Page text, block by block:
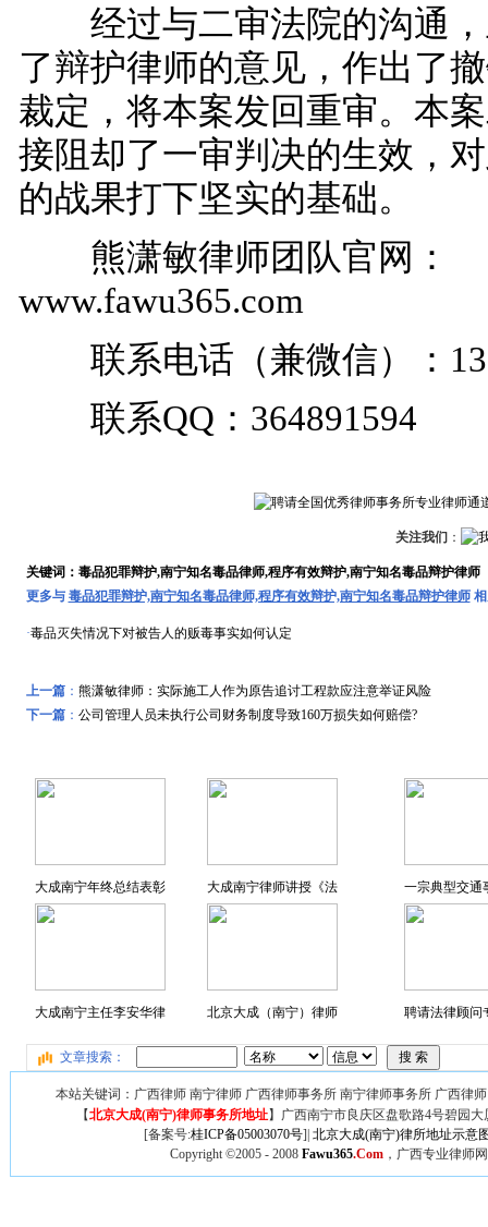
经过与二审法院的沟通，
了辩护律师的意见，作出了
裁定，将本案发回重审。本
接阻却了一审判决的生效，
的战果打下坚实的基础。
熊潇敏律师团队官网：
www.fawu365.com
联系电话（兼微信）：
联系QQ：364891594
关注我们 ：
关键词：毒品犯罪辩护,南宁知名毒品律师,程序有效辩护,南宁知名毒品辩护律师
更多与 毒品犯罪辩护,南宁知名毒品律师,程序有效辩护,南宁知名毒品辩护律师相
·毒品灭失情况下对被告人的贩毒事实如何认定
上一篇： 熊潇敏律师：实际施工人作为原告追讨工程款应注意举证风险
下一篇： 公司管理人员未执行公司财务制度导致160万损失如何赔偿?
大成南宁年终总结表彰 大成南宁律师讲授《法
大成南宁主任李安华律 北京大成（南宁）律师
一宗典型交通
聘请法律顾问
文章搜索：
本站关键词：广西律师 南宁律师 广西律师事务所 南宁律师事务所 广西律
【北京大成(南宁)律师事务所地址】广西南宁市良庆区盘歌路4号碧园
[备案号:桂ICP备05003070号]| 北京大成(南宁)律所地址示意
Copyright ©2005 - 2008 Fawu365.Com，广西专业律师